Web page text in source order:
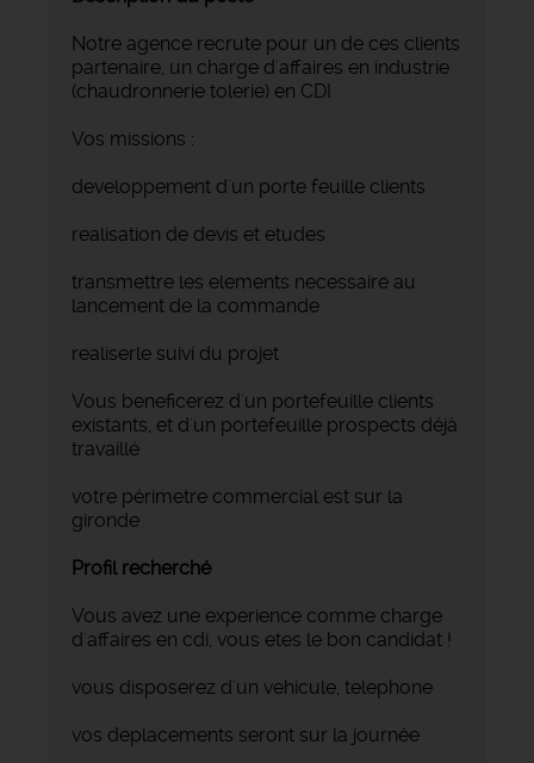
Notre agence recrute pour un de ces clients
partenaire, un charge d'affaires en industrie
(chaudronnerie tolerie) en CDI
Vos missions :
developpement d'un porte feuille clients
realisation de devis et etudes
transmettre les elements necessaire au
lancement de la commande
realiserle suivi du projet
Vous beneficerez d'un portefeuille clients
existants, et d'un portefeuille prospects déjà
travaillé
votre périmetre commercial est sur la
gironde
Profil recherché
Vous avez une experience comme charge
d'affaires en cdi, vous etes le bon candidat !
vous disposerez d'un vehicule, telephone
vos deplacements seront sur la journée